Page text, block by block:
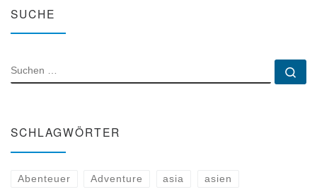
SUCHE
SUCHE
SCHLAGWÖRTER
Abenteuer Adventure asia asien